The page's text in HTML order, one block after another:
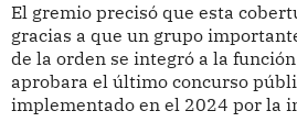
El gremio precisó que esta
gracias a que un grupo
de la orden se integró a la
aprobara el último concurso
implementado en el 2024 por la